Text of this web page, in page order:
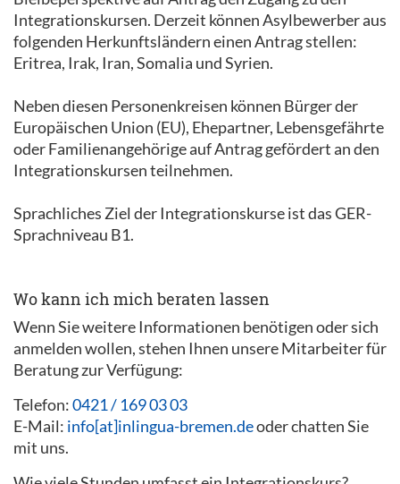
Integrationskursen. Derzeit können Asylbewerber aus
folgenden Herkunftsländern einen Antrag stellen:
Eritrea, Irak, Iran, Somalia und Syrien.
Neben diesen Personenkreisen können Bürger der
Europäischen Union (EU), Ehepartner, Lebensgefährte
oder Familienangehörige auf Antrag gefördert an den
Integrationskursen teilnehmen.
Sprachliches Ziel der Integrationskurse ist das GER-
Sprachniveau B1.
Wo kann ich mich beraten lassen
Wenn Sie weitere Informationen benötigen oder sich
anmelden wollen, stehen Ihnen unsere Mitarbeiter für
Beratung zur Verfügung:
Telefon:0421 / 169 03 03
E-Mail: info[at]inlingua-bremen.deoder chatten Sie
mit uns.